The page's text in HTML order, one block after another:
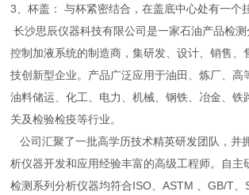
3、杯盖： 与杯紧密结合，在盖底中心处有一个
长沙思辰仪器科技有限公司是一家石油产品检
控制加液系统的制造商，集研发、设计、销售、
技创新型企业。产品广泛应用于油田、炼厂、高
油料储运、化工、电力、机械、钢铁、冶金、铁
关及检验检疫等行业。
公司汇聚了一批高学历技术精英研发团队，并
析仪器开发和应用经验丰富的高级工程师。自主
检测系列分析仪器均符合ISO、ASTM 、GB/T、